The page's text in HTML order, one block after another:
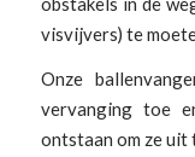
visvijvers) te
Onze
vervanging toe
ontstaan om ze uit